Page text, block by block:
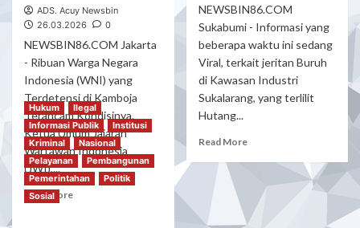
Di
Sukabumi
Ada
Orang
Resmi
Yang
Tersangka
ADS. Acuy Newsbin
26.03.2026
0
NEWSBIN86.COM Jakarta
- Ribuan Warga Negara
Indonesia (WNI) yang
Terdetensi di Kamboja
Terancam Kondisinya.
Ketua Umum Jajaran
Wartawan Indonesia
(JWI),...
Read MoreRead
NEWSBIN86.COM
Sukabumi - Informasi yang
beberapa waktu ini sedang
Viral, terkait jeritan Buruh
di Kawasan Industri
Sukalarang, yang terlilit
Hutang...
Read MoreRead
Koperasi
‘Siluman’
Hisap
Hukum
Ilegal
Informasi Publik
Institusi
Kriminal
Nasional
Pelayanan
Pembangunan
Pemerintahan
Politik
Sosial